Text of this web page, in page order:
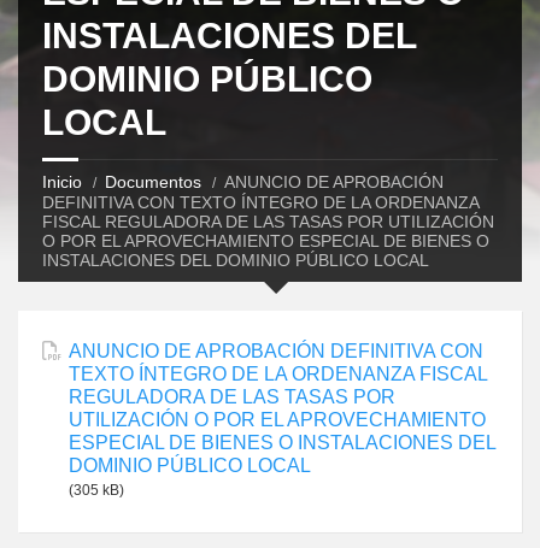
INSTALACIONES DEL
DOMINIO PÚBLICO
LOCAL
Inicio Documentos
ANUNCIO DE APROBACIÓN
DEFINITIVA CON TEXTO ÍNTEGRO DE LA ORDENANZA
FISCAL REGULADORA DE LAS TASAS POR UTILIZACIÓN
O POR EL APROVECHAMIENTO ESPECIAL DE BIENES O
INSTALACIONES DEL DOMINIO PÚBLICO LOCAL
ANUNCIO DE APROBACIÓN DEFINITIVA CON
TEXTO ÍNTEGRO DE LA ORDENANZA FISCAL
REGULADORA DE LAS TASAS POR
UTILIZACIÓN O POR EL APROVECHAMIENTO
ESPECIAL DE BIENES O INSTALACIONES DEL
DOMINIO PÚBLICO LOCAL
(305 kB)